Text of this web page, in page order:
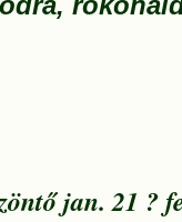
jan. 21 ?